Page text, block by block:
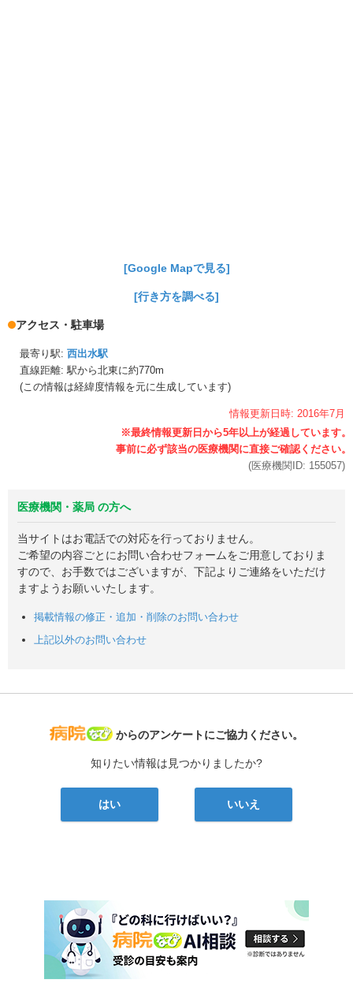
[Google Mapで見る]
[行き方を調べる]
アクセス・駐車場
最寄り駅: 西出水駅
直線距離: 駅から北東に約770m
(この情報は経緯度情報を元に生成しています)
情報更新日時: 2016年7月
(医療機関ID: 155057)
医療機関・薬局 の方へ
当サイトはお電話での対応を行っておりません。
ご希望の内容ごとにお問い合わせフォームをご用意しておりま
すので、お手数ではございますが、下記よりご連絡をいただけ
ますようお願いいたします。
掲載情報の修正・追加・削除のお問い合わせ
上記以外のお問い合わせ
病院なび
からのアンケートにご協力ください。
知りたい情報は見つかりましたか?
はい いいえ